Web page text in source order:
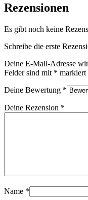
Rezensionen
Es gibt noch keine
Schreibe die erste
Deine E-Mail-Adresse
Felder sind mit * markiert
Deine Bewertung *
Deine Rezension *
Name *